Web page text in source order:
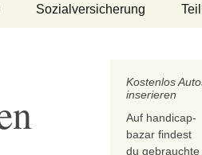
Sozialversicherung
Pflegegeld & Co.Kostenlos
inserieren
Auf handicap-
bazar findest
du